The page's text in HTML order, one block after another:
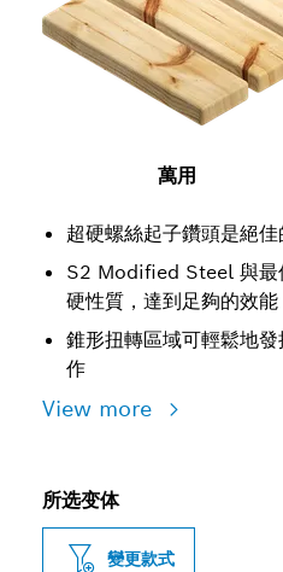
萬用
超硬螺絲起子鑽頭是絕
S2 Modified Steel 與最
硬性質，達到足夠的效能
錐形扭轉區域可輕鬆地
作
View more
所选变体
變更款式